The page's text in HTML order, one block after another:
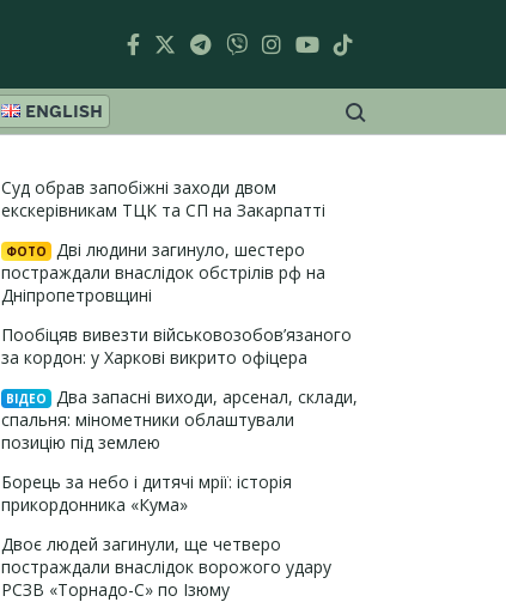
ENGLISH
Суд обрав запобіжні заходи двом
екскерівникам ТЦК та СП на Закарпатті
ФОТО
Дві людини загинуло, шестеро
постраждали внаслідок обстрілів рф на
Дніпропетровщині
Пообіцяв вивезти військовозобов’язаного
за кордон: у Харкові викрито офіцера
ВІДЕО
Два запасні виходи, арсенал, склади,
спальня: мінометники облаштували
позицію під землею
Борець за небо і дитячі мрії: історія
прикордонника «Кума»
Двоє людей загинули, ще четверо
постраждали внаслідок ворожого удару
РСЗВ «Торнадо-С» по Ізюму